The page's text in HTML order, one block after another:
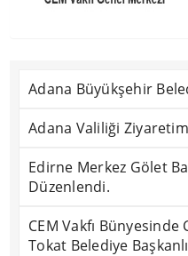
Adana Büyükşehir
Adana Valiliği
Edirne Merkez Gölet
Düzenlendi.
CEM Vakfı Bünyesinde
Tokat Belediye